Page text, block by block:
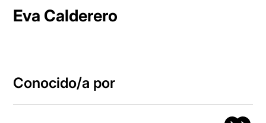
Eva Calderero
Conocido/a por